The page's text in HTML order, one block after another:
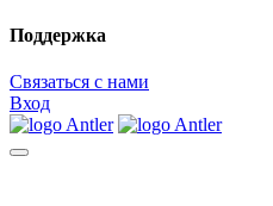
Поддержка
Связаться с нами
Вход